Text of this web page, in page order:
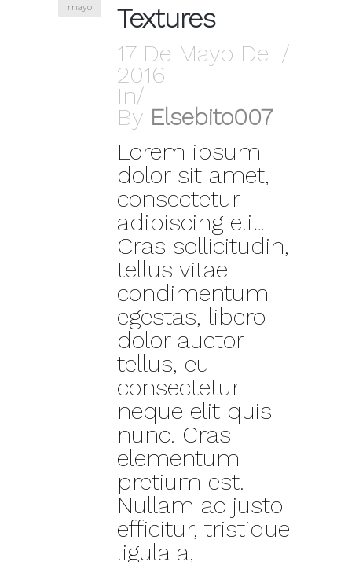
mayo
Textures
17 De Mayo De
2016
In
By Elsebito007
Lorem ipsum
dolor sit amet,
consectetur
adipiscing elit.
Cras sollicitudin,
tellus vitae
condimentum
egestas, libero
dolor auctor
tellus, eu
consectetur
neque elit quis
nunc. Cras
elementum
pretium est.
Nullam ac justo
efficitur, tristique
ligula a,